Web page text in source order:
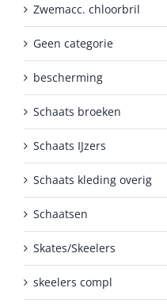
Zwemacc. chloorbril
Geen categorie
bescherming
Schaats broeken
Schaats IJzers
Schaats kleding overig
Schaatsen
Skates/Skeelers
skeelers compl